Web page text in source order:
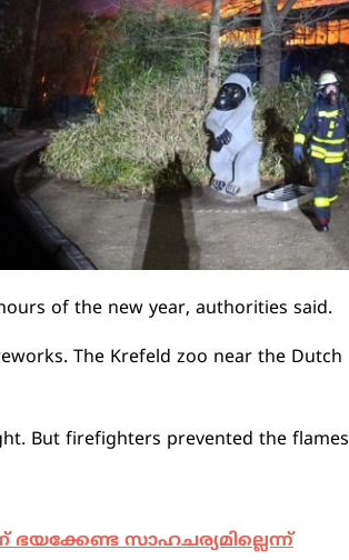
of the new year, authorities said.
The Krefeld zoo near the Dutch
But firefighters prevented the flames
സാഹചര്യമില്ലെന്ന്